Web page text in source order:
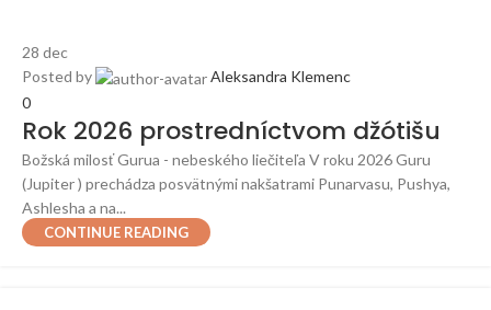
28 dec
Posted by
Aleksandra Klemenc
0
Rok 2026 prostredníctvom džótišu
Božská milosť Gurua - nebeského liečiteľa V roku 2026 Guru
(Jupiter ) prechádza posvätnými nakšatrami Punarvasu, Pushya,
Ashlesha a na...
CONTINUE READING